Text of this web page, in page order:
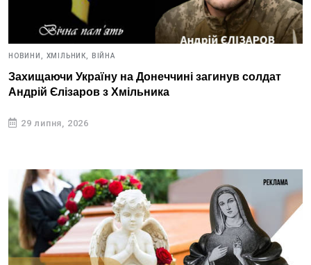
НОВИНИ, ХМІЛЬНИК, ВІЙНА
Захищаючи Україну на Донеччині загинув солдат
Андрій Єлізаров з Хмільника
29 липня, 2026